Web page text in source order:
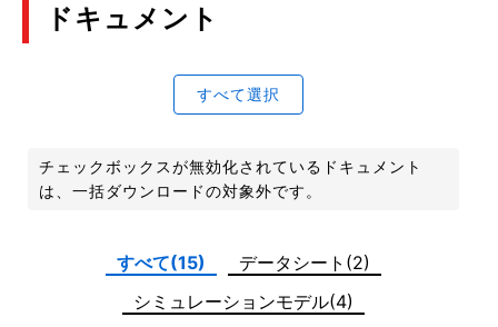
ドキュメント
すべて選択
チェックボックスが無効化されているドキュメント
は、一括ダウンロードの対象外です。
すべて(15)
データシート(2)
シミュレーションモデル(4)